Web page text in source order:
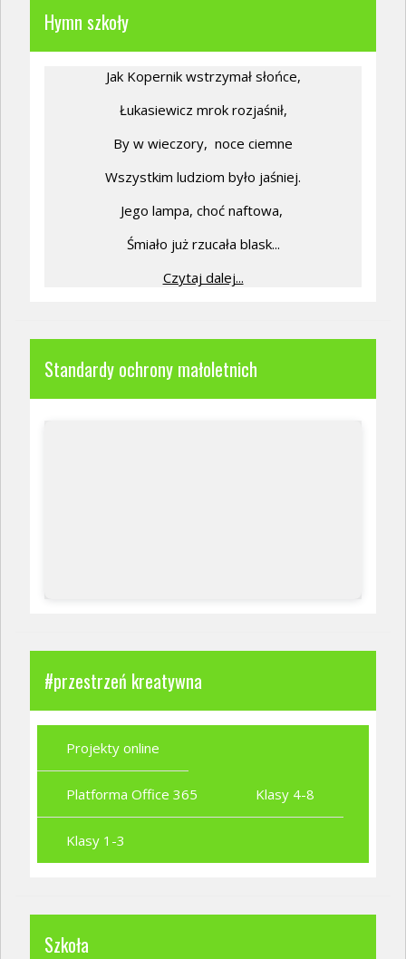
Hymn szkoły
Jak Kopernik wstrzymał słońce,
Łukasiewicz mrok rozjaśnił,
By w wieczory, noce ciemne
Wszystkim ludziom było jaśniej.
Jego lampa, choć naftowa,
Śmiało już rzucała blask...
Czytaj dalej...
Standardy ochrony małoletnich
#przestrzeń kreatywna
Projekty online
Platforma Office 365 Klasy 4-8
Klasy 1-3
Szkoła